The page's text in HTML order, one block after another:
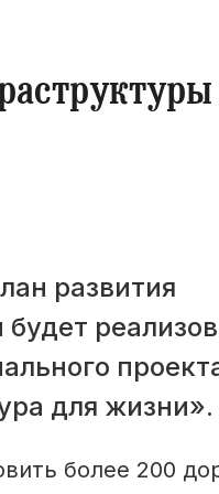
развития
для жизни».
более 200